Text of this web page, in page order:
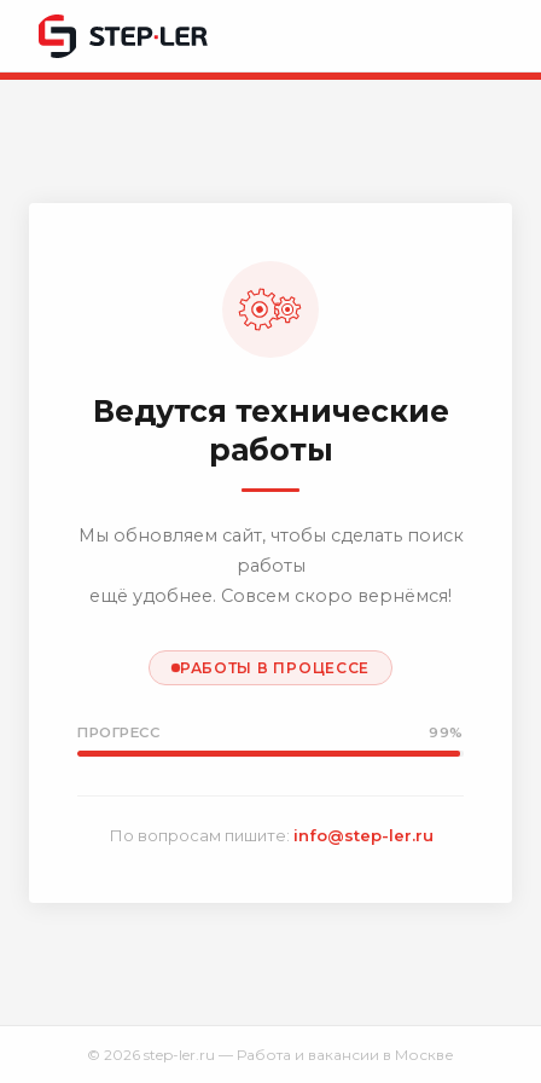
Ведутся технические
работы
Мы обновляем сайт, чтобы сделать поиск
работы
ещё удобнее. Совсем скоро вернёмся!
РАБОТЫ В ПРОЦЕССЕ
ПРОГРЕСС 99%
По вопросам пишите: info@step-ler.ru
© 2026 step-ler.ru — Работа и вакансии в Москве